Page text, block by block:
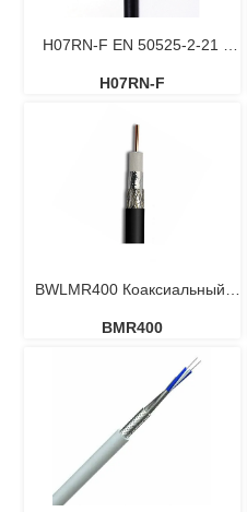
H07RN-F EN 50525-2-21
для тяжелых условий
эксплуатации
H07RN-F
BWLMR400 Коаксиальный
фольги и луженой медной
оплетки
BMR400